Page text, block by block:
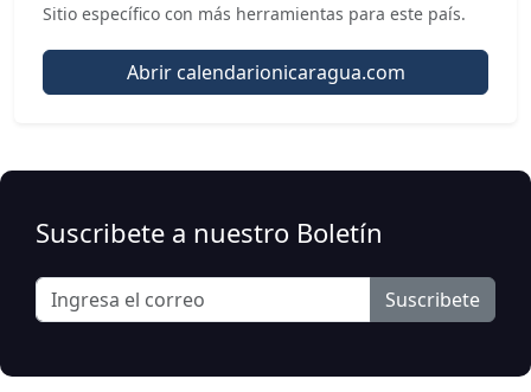
Sitio específico con más herramientas para este país.
Abrir calendarionicaragua.com
Suscribete a nuestro Boletín
Suscribete